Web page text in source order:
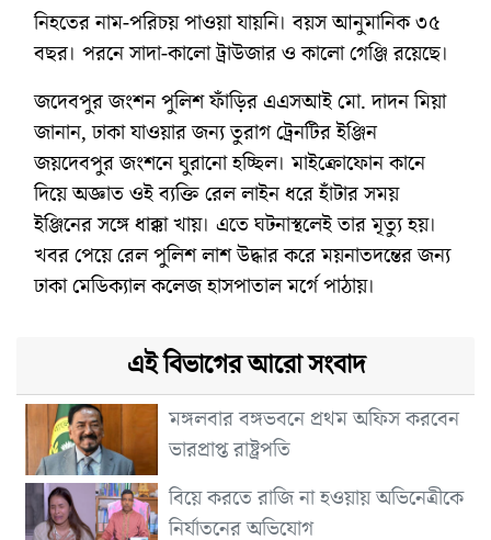
নিহতের নাম-পরিচয় পাওয়া যায়নি। বয়স আনুমানিক ৩৫
বছর। পরনে সাদা-কালো ট্রাউজার ও কালো গেঞ্জি রয়েছে।
জদেবপুর জংশন পুলিশ ফাঁড়ির এএসআই মো. দাদন মিয়া
জানান, ঢাকা যাওয়ার জন্য তুরাগ ট্রেনটির ইঞ্জিন
জয়দেবপুর জংশনে ঘুরানো হচ্ছিল। মাইক্রোফোন কানে
দিয়ে অজ্ঞাত ওই ব্যক্তি রেল লাইন ধরে হাঁটার সময়
ইঞ্জিনের সঙ্গে ধাক্কা খায়। এতে ঘটনাস্থলেই তার মৃত্যু হয়।
খবর পেয়ে রেল পুলিশ লাশ উদ্ধার করে ময়নাতদন্তের জন্য
ঢাকা মেডিক্যাল কলেজ হাসপাতাল মর্গে পাঠায়।
এই বিভাগের আরো সংবাদ
মঙ্গলবার বঙ্গভবনে প্রথম অফিস করবেন
ভারপ্রাপ্ত রাষ্ট্রপতি
বিয়ে করতে রাজি না হওয়ায় অভিনেত্রীকে
নির্যাতনের অভিযোগ